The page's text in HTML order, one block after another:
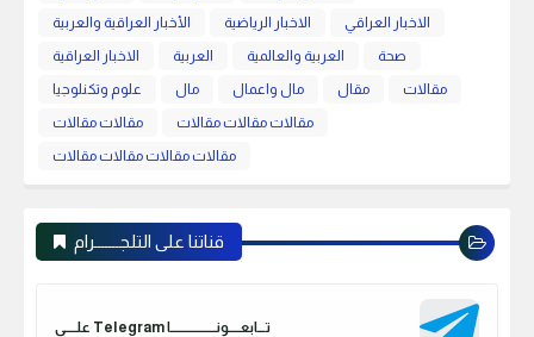
الأخبار العراقية والعربية
الاخبار الرياضية
الاخبار العراقي
الاخبار العراقية
العربية العربية والعالمية
صحة
علوم وتكنلوجيا
مال مال واعمال مقال
مقالات
مقالات مقالات
مقالات مقالات مقالات
مقالات مقالات مقالات مقالات
قناتنا على التلجـــــــرام
علـــــى Telegram تـــابعـــــونـــــــــــــــــــا